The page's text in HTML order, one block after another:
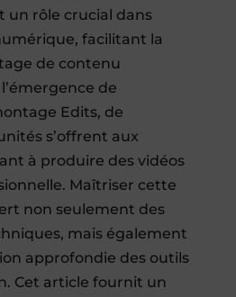
un rôle crucial dans
facilitant la
de contenu
de
Edits, de
s’offrent aux
à produire des vidéos
Maîtriser cette
non seulement des
mais également
approfondie des outils
Cet article fournit un